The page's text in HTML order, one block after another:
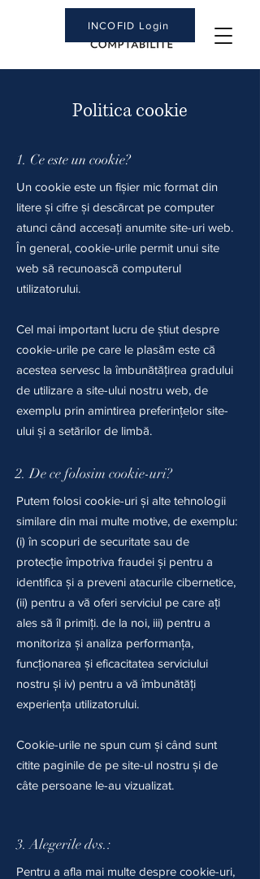
INCOFID Login
Politica cookie
1. Ce este un cookie?
Un cookie este un fișier mic format din
litere și cifre și descărcat pe computer
atunci când accesați anumite site-uri web.
În general, cookie-urile permit unui site
web să recunoască computerul
utilizatorului.
Cel mai important lucru de știut despre
cookie-urile pe care le plasăm este că
acestea servesc la îmbunătățirea gradului
de utilizare a site-ului nostru web, de
exemplu prin amintirea preferințelor site-
ului și a setărilor de limbă.
2. De ce folosim cookie-uri?
Putem folosi cookie-uri și alte tehnologii
similare din mai multe motive, de exemplu:
(i) în scopuri de securitate sau de
protecție împotriva fraudei și pentru a
identifica și a preveni atacurile cibernetice,
(ii) pentru a vă oferi serviciul pe care ați
ales să îl primiți. de la noi, iii) pentru a
monitoriza și analiza performanța,
funcționarea și eficacitatea serviciului
nostru și iv) pentru a vă îmbunătăți
experiența utilizatorului.
Cookie-urile ne spun cum și când sunt
citite paginile de pe site-ul nostru și de
câte persoane le-au vizualizat.
3. Alegerile dvs.:
Pentru a afla mai multe despre cookie-uri,